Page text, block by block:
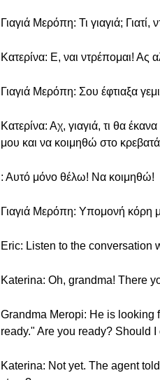
Γιαγιά Μερόπη: Τι γιαγιά;
Κατερίνα: Ε, ναι ντρέπομαι! Ας
Γιαγιά Μερόπη: Σου έφτιαξα
Κατερίνα: Αχ, γιαγιά, τι θα
μου και να κοιμηθώ στο
: Αυτό μόνο θέλω! Να κοιμηθώ!
Γιαγιά Μερόπη: Υπομονή κόρη
Eric: Listen to the conversation
Katerina: Oh, grandma! There
Grandma Meropi: He is looking
ready." Are you ready? Should
Katerina: Not yet. The agent